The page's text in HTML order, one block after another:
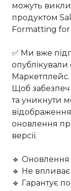
можуть
продуктом
Formatting for
✅ Ми вже
Маркетплейс.
Щоб
та уникнути
оновлення
версії.
🔹
🔹 Не
🔹 Гарантує